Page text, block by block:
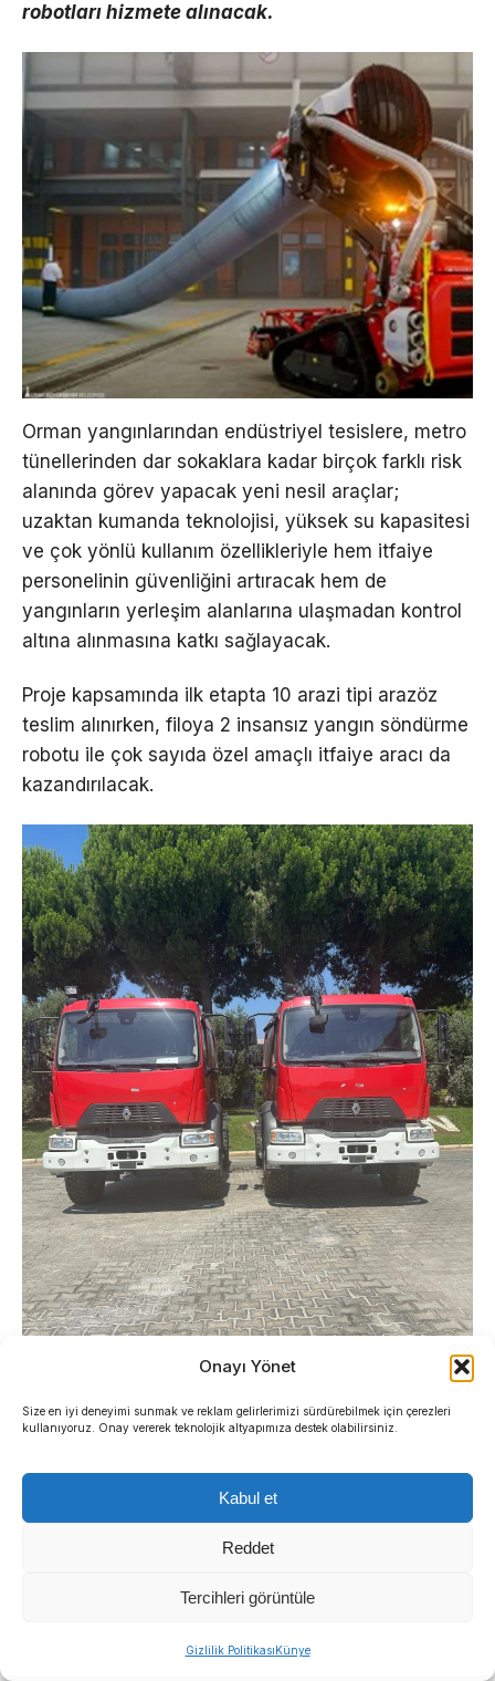
Onayı Yönet
Size en iyi deneyimi sunmak ve reklam gelirlerimizi sürdürebilmek için çerezleri
kullanıyoruz. Onay vererek teknolojik altyapımıza destek olabilirsiniz.
Kabul et
Reddet
Tercihleri görüntüle
Gizlilik PolitikasıKünye
robotları hizmete alınacak.
Orman yangınlarından endüstriyel tesislere, metro
tünellerinden dar sokaklara kadar birçok farklı risk
alanında görev yapacak yeni nesil araçlar;
uzaktan kumanda teknolojisi, yüksek su kapasitesi
ve çok yönlü kullanım özellikleriyle hem itfaiye
personelinin güvenliğini artıracak hem de
yangınların yerleşim alanlarına ulaşmadan kontrol
altına alınmasına katkı sağlayacak.
Proje kapsamında ilk etapta 10 arazi tipi arazöz
teslim alınırken, filoya 2 insansız yangın söndürme
robotu ile çok sayıda özel amaçlı itfaiye aracı da
kazandırılacak.
Kardeş: Yangının önünde
güvenli bölge oluşturacak
Müdürü Şeref Kardeş, robotik araçların özellikle